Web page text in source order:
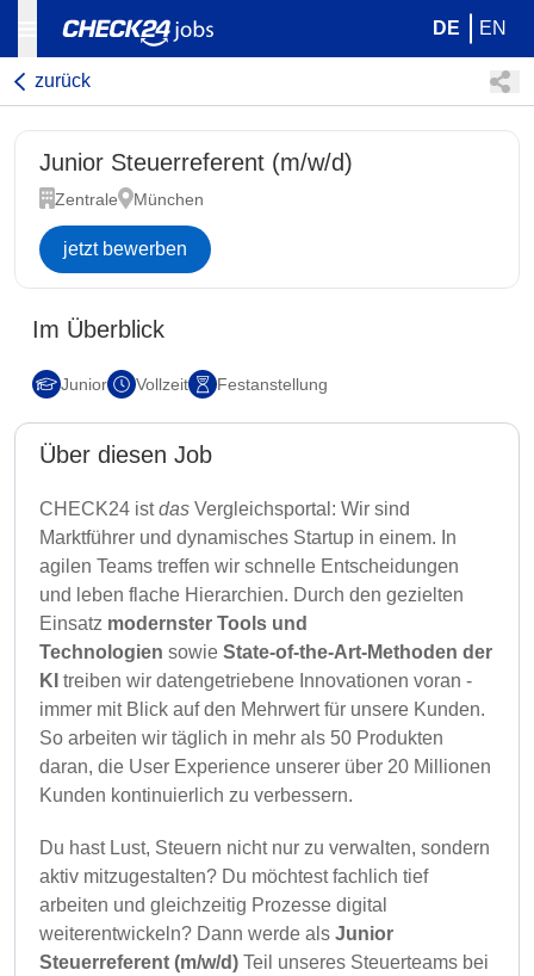
DE EN
zurück
Junior Steuerreferent (m/w/d)
Zentrale München
jetzt bewerben
Im Überblick
Junior Vollzeit Festanstellung
Über diesen Job
CHECK24 istdas Vergleichsportal: Wir sind
Marktführer und dynamisches Startup in einem. In
agilen Teams treffen wir schnelle Entscheidungen
und leben flache Hierarchien. Durch den gezielten
Einsatz modernster Tools und
Technologien sowie State-of-the-Art-Methoden der
KI treiben wir datengetriebene Innovationen voran -
immer mit Blick auf den Mehrwert für unsere Kunden.
So arbeiten wir täglich in mehr als 50 Produkten
daran, die User Experience unserer über 20 Millionen
Kunden kontinuierlich zu verbessern.
Du hast Lust, Steuern nicht nur zu verwalten, sondern
aktiv mitzugestalten? Du möchtest fachlich tief
arbeiten und gleichzeitig Prozesse digital
weiterentwickeln? Dann werde als Junior
Steuerreferent (m/w/d) Teil unseres Steuerteams bei